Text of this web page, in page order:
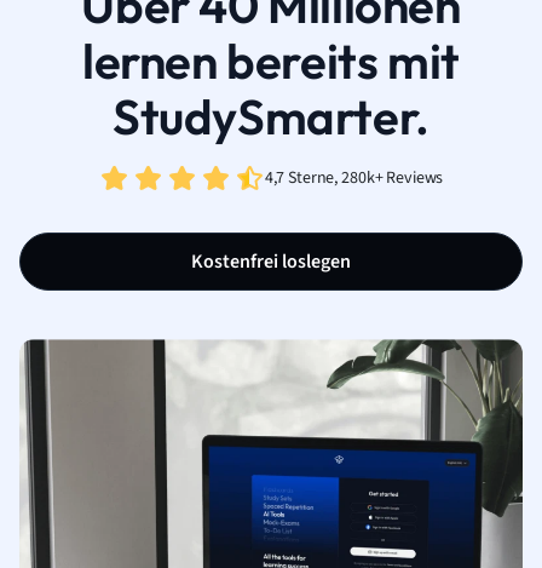
lernen bereits mit
StudySmarter.
4,7 Sterne, 280k+ Reviews
Kostenfrei loslegen